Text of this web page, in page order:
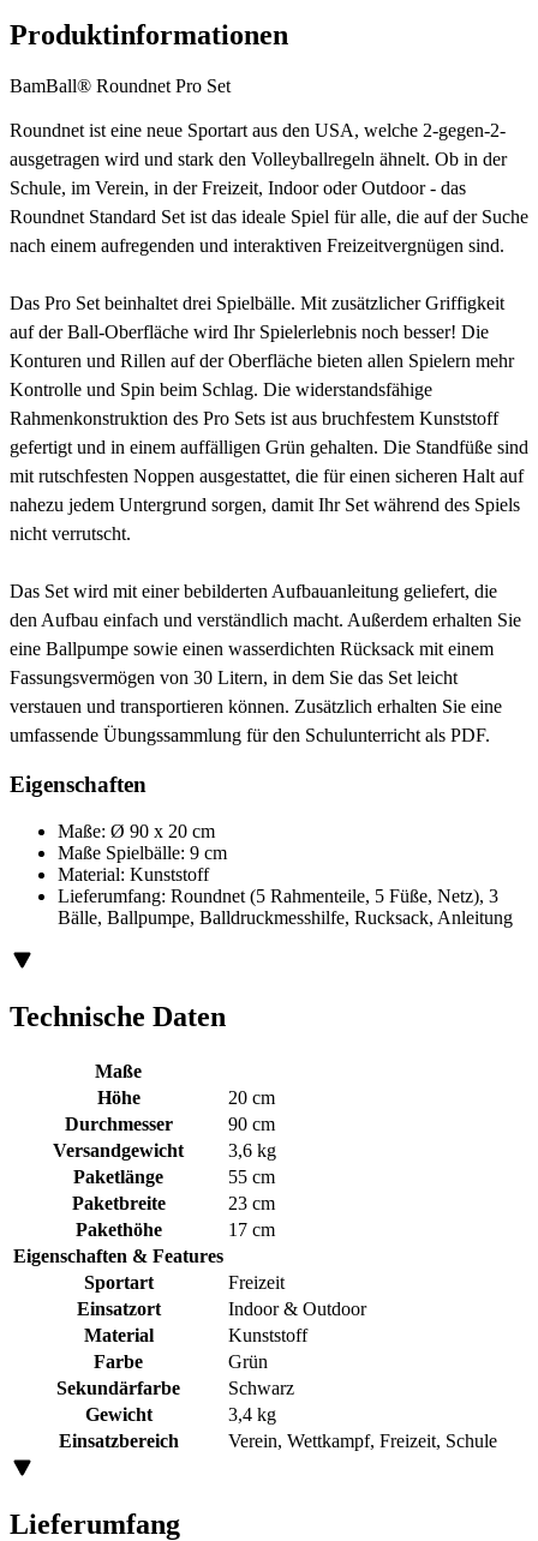
Produktinformationen
BamBall® Roundnet Pro Set
Roundnet ist eine neue Sportart aus den USA, welche 2-gegen-2-
ausgetragen wird und stark den Volleyballregeln ähnelt. Ob in der
Schule, im Verein, in der Freizeit, Indoor oder Outdoor - das
Roundnet Standard Set ist das ideale Spiel für alle, die auf der Suche
nach einem aufregenden und interaktiven Freizeitvergnügen sind.
Das Pro Set beinhaltet drei Spielbälle. Mit zusätzlicher Griffigkeit
auf der Ball-Oberfläche wird Ihr Spielerlebnis noch besser! Die
Konturen und Rillen auf der Oberfläche bieten allen Spielern mehr
Kontrolle und Spin beim Schlag. Die widerstandsfähige
Rahmenkonstruktion des Pro Sets ist aus bruchfestem Kunststoff
gefertigt und in einem auffälligen Grün gehalten. Die Standfüße sind
mit rutschfesten Noppen ausgestattet, die für einen sicheren Halt auf
nahezu jedem Untergrund sorgen, damit Ihr Set während des Spiels
nicht verrutscht.
Das Set wird mit einer bebilderten Aufbauanleitung geliefert, die
den Aufbau einfach und verständlich macht. Außerdem erhalten Sie
eine Ballpumpe sowie einen wasserdichten Rücksack mit einem
Fassungsvermögen von 30 Litern, in dem Sie das Set leicht
verstauen und transportieren können. Zusätzlich erhalten Sie eine
umfassende Übungssammlung für den Schulunterricht als PDF.
Eigenschaften
Maße: Ø 90 x 20 cm
Maße Spielbälle: 9 cm
Material: Kunststoff
Lieferumfang: Roundnet (5 Rahmenteile, 5 Füße, Netz), 3
Bälle, Ballpumpe, Balldruckmesshilfe, Rucksack, Anleitung
Technische Daten
Maße
Höhe
20 cm
Durchmesser
90 cm
Versandgewicht
3,6 kg
Paketlänge
55 cm
Paketbreite
23 cm
Pakethöhe
17 cm
Eigenschaften & Features
Sportart
Freizeit
Einsatzort
Indoor & Outdoor
Material
Kunststoff
Farbe
Grün
Sekundärfarbe
Schwarz
Gewicht
3,4 kg
Einsatzbereich
Verein, Wettkampf, Freizeit, Schule
Lieferumfang